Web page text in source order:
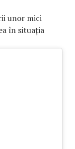
unor mici
în situația